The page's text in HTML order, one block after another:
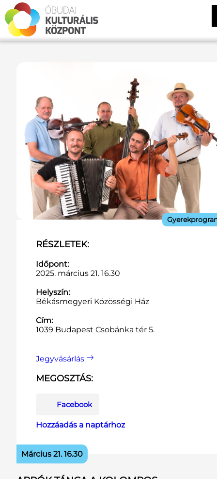
Március 21. 16.30
RÉSZLETEK:
Időpont:
2025. március 21. 16.30
Helyszín:
Békásmegyeri Közösségi Ház
Cím:
1039 Budapest Csobánka tér 5.
Jegyvásárlás
MEGOSZTÁS:
Facebook
Hozzáadás a naptárhoz